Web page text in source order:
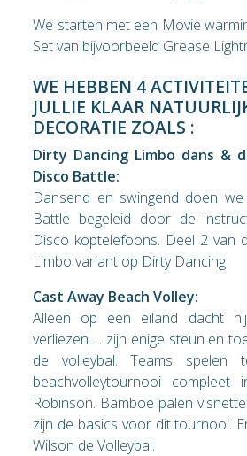
We starten met een Movie
Set van bijvoorbeeld Grease
WE HEBBEN 4
JULLIE KLAAR
DECORATIE ZOALS :
Dirty Dancing Limbo dans &
Disco Battle:
Dansend en swingend doen
Battle begeleid door de
Disco koptelefoons. Deel 2 van
Limbo variant op Dirty Dancing
Cast Away Beach Volley:
Alleen op een eiland dacht
verliezen..... zijn enige steun en
de volleybal. Teams spelen
beachvolleytournooi
Robinson. Bamboe palen
zijn de basics voor dit tournooi.
Wilson de Volleybal.